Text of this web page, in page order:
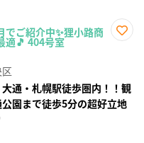
ご紹介中✨狸小路商
適🎵 404号室
通・札幌駅徒歩圏内！！観
園まで徒歩5分の超好立地